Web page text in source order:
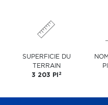
SUPERFICIE DU
TERRAIN
3 203 PI 2